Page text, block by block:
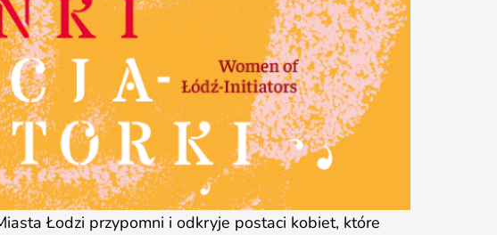
Łodzi przypomni i odkryje postaci kobiet, które